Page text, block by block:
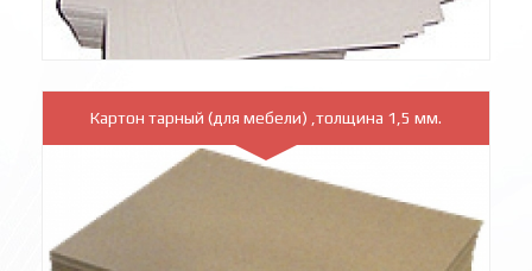
Картон тарный (для мебели) ,толщина 1,5 мм.